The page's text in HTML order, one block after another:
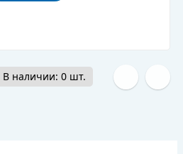
В наличии: 0 шт.